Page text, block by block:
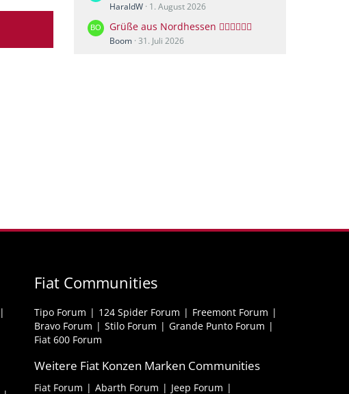
HaraldW 1. August 2026
Grüße aus Nordhessen 🙋🏻‍♀️🙋🏻‍♂️
Boom 31. Juli 2026
Fiat Communities
Tipo Forum 124 Spider Forum
Freemont Forum
Bravo Forum
Stilo Forum
Grande Punto Forum
Fiat 600 Forum
Weitere Fiat Konzen Marken Communities
Fiat Forum Abarth Forum Jeep Forum